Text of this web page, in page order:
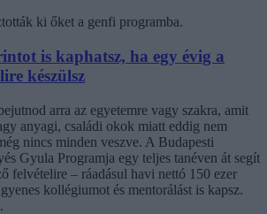
ki őket a genfi programba.
is kaphatsz, ha egy évig a
készülsz
arra az egyetemre vagy szakra, amit
anyagi, családi okok miatt eddig nem
nincs minden veszve. A Budapesti
Gyula Programja egy teljes tanéven át segít
felvételire – ráadásul havi nettó 150 ezer
kollégiumot és mentorálást is kapsz.